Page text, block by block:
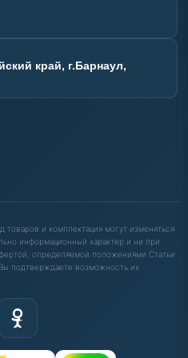
край, г.Барнаул,
и комплектация могут изменяться
информационный характер и ни при
определяемой положениями Статьи
подтверждаете возможность их